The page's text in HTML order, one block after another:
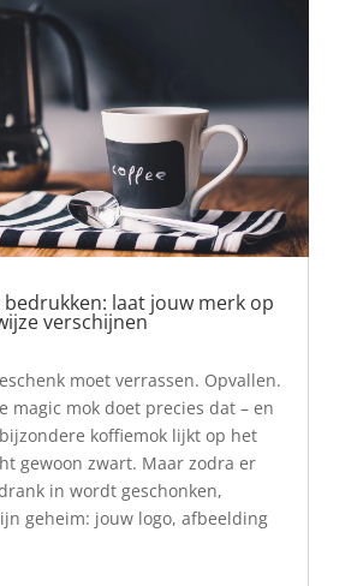
bedrukken: laat jouw merk op
verschijnen
moet verrassen. Opvallen.
magic mok doet precies dat – en
koffiemok lijkt op het
gewoon zwart. Maar zodra er
in wordt geschonken,
geheim: jouw logo, afbeelding